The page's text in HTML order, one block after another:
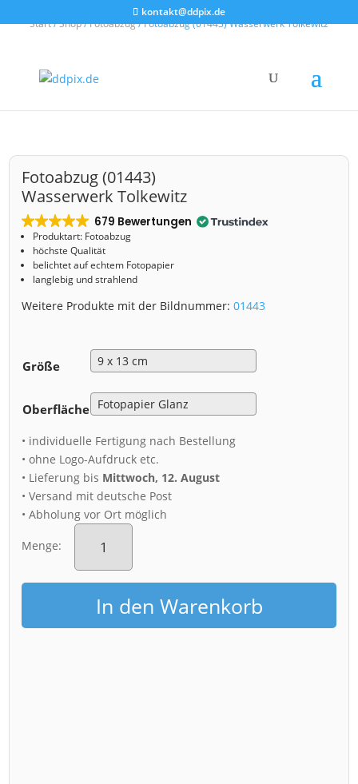
kontakt@ddpix.de
Start/Shop/Fotoabzug/ Fotoabzug (01443) Wasserwerk Tolkewitz
Fotoabzug (01443)
Wasserwerk Tolkewitz
679 Bewertungen
Produktart: Fotoabzug
höchste Qualität
belichtet auf echtem Fotopapier
langlebig und strahlend
Weitere Produkte mit der Bildnummer:01443
Größe
Oberfläche
• individuelle Fertigung nach Bestellung
• ohne Logo-Aufdruck etc.
• Lieferung bis Mittwoch, 12. August
• Versand mit deutsche Post
• Abholung vor Ort möglich
Menge:
Fotoabzug
(01443)
Tolkewitz
Menge
In den Warenkorb